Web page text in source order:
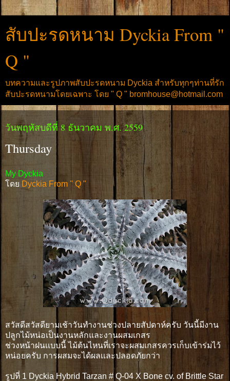
สับปะรดหนาม Dyckia From "
Q "
บทความและรูปภาพสับปะรดหนาม Dyckia สำหรับทุกๆท่านที่รัก
สับปะรดหนามโดยเฉพาะ โดย " Q " bromhouse@hotmail.com
วันพฤหัสบดีที่ 8 ธันวาคม พ.ศ. 2559
Thursday
My Dyckia
โดย Dyckia From " Q "
สวัสดีสวัสดียามเช้าวันทำงานช่วงปลายสัปดาห์ครับ วันนี้มีงาน
ปลูกไม้หน่อเป็นงานหลักและงานผสมเกสร
ช่วงหน้าฝนเเบบนี้ ไม้ต้นไหนที่เราจะผสมเกสรควรเก็บเข้าร่มไว้
หน่อยครับ การผสมจะได้ผลเเละปลอดภัยกว่า
รูปที่ 1 Dyckia Hybrid Tarzan # Q-04 X Bone cv. of Brittle Star